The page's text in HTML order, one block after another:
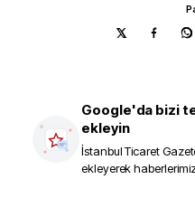
Google'da bizi
ekleyin
İstanbul Ticaret
ekleyerek